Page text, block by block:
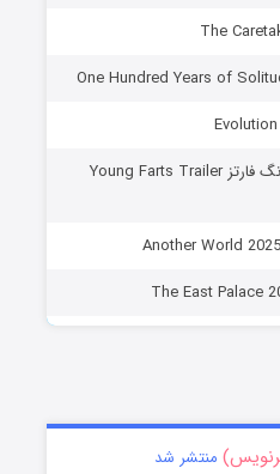
دانلود مستند قطعات تریلر یانگ فارتز Young Farts Trailer
منتشر شد